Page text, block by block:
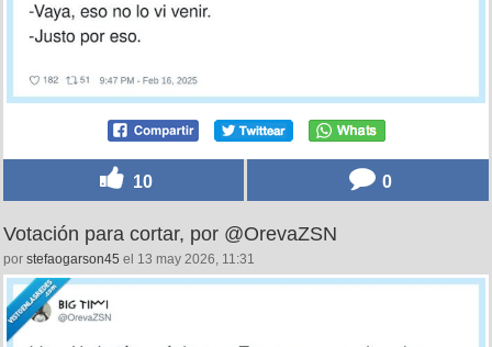
10 0
Votación para cortar, por @OrevaZSN
por stefaogarson45 el 13 may 2026, 11:31